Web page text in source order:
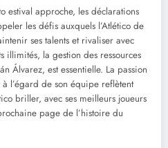
estival approche, les déclarations
les défis auxquels l’Atlético de
ses talents et rivaliser avec
illimités, la gestion des ressources
Álvarez, est essentielle. La passion
l’égard de son équipe reflètent
briller, avec ses meilleurs joueurs
page de l’histoire du